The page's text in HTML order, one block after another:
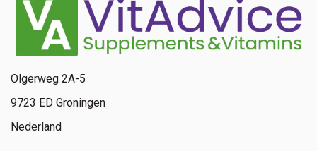
Olgerweg 2A-5
9723 ED Groningen
Nederland